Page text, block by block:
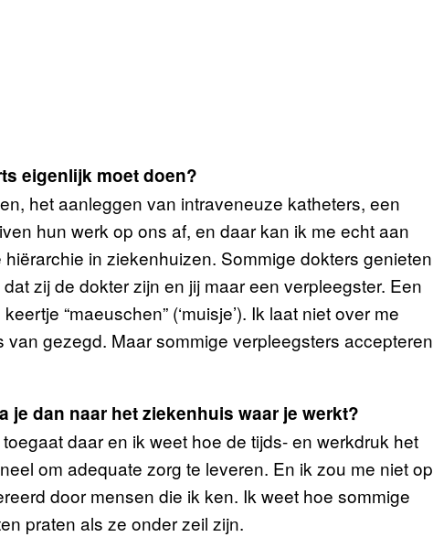
eigenlijk moet doen?
het aanleggen van intraveneuze katheters, een
hun werk op ons af, en daar kan ik me echt aan
in ziekenhuizen. Sommige dokters genieten
zij de dokter zijn en jij maar een verpleegster. Een
“maeuschen” (‘muisje’). Ik laat niet over me
gezegd. Maar sommige verpleegsters accepteren
je dan naar het ziekenhuis waar je werkt?
daar en ik weet hoe de tijds- en werkdruk het
om adequate zorg te leveren. En ik zou me niet op
door mensen die ik ken. Ik weet hoe sommige
praten als ze onder zeil zijn.